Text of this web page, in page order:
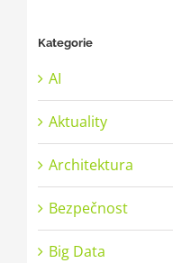
Kategorie
AI
Aktuality
Architektura
Bezpečnost
Big Data